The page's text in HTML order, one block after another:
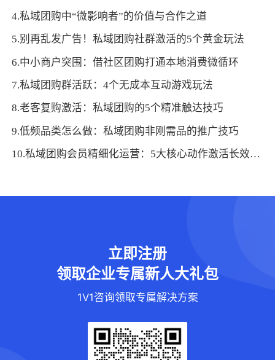
4.私域团购中“微影响者”的价值与合作之道
5.别再乱发广告！私域团购社群激活的5个黄金玩法
6.中小商户突围：借社区团购打通本地消费微循环
7.私域团购群活跃：4个无成本互动游戏玩法
8.老客复购激活：私域团购的5个精准触达技巧
9.低频品类怎么做：私域团购非刚需品的推广技巧
10.私域团购会员精细化运营：5大核心动作激活长效增长
立即注册
领取企业专属新人大礼包
1V1咨询领取专属解决方案